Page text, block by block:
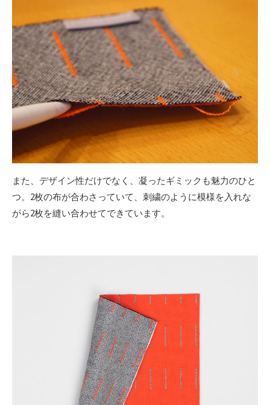
また、デザイン性だけでなく、凝ったギミックも魅力のひと
つ。2枚の布が合わさっていて、刺繍のように模様を入れな
がら2枚を縫い合わせてできています。